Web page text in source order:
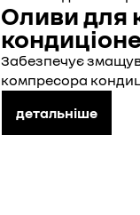
Оливи для
Забезпечує
компресора
детальніше